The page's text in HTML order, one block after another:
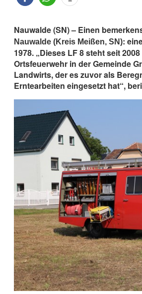
Nauwalde (SN) – Einen
Nauwalde (Kreis Meißen, SN):
1978. „Dieses LF 8 steht seit
Ortsfeuerwehr in der Gemeinde
Landwirts, der es zuvor als
Erntearbeiten eingesetzt hat“,